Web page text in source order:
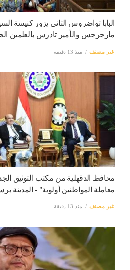
البابا تواضروس الثاني يزور كنيسة
مارجرجس والأمير تادرس بالعلمين
غير مصنف منذ 13 دقيقة
محافظ الدقهلية من مكتب التوثيق
معاملة المواطنين أولوية" - المدينة
غير مصنف منذ 13 دقيقة